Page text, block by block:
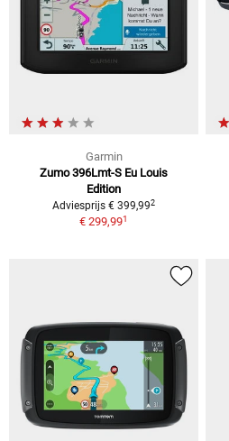
Garmin
Zumo 396Lmt-S Eu Louis
Edition
Adviesprijs € 399,992
€ 299,991